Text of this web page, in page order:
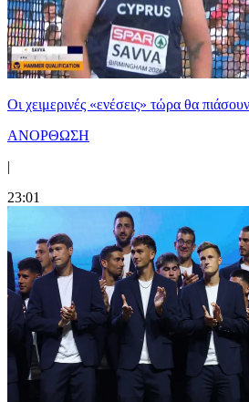
Οι χειμερινές «ενέσεις» τώρα θα
ΑΝΟΡΘΩΣΗ
|
23:01